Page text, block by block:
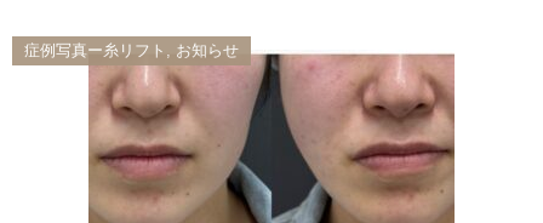
症例写真ー糸リフト, お知らせ